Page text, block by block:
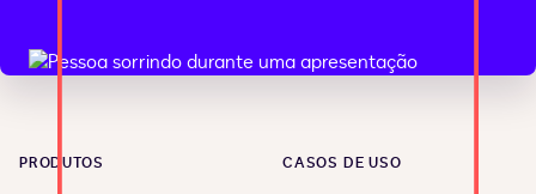
PRODUTOS CASOS DE USO